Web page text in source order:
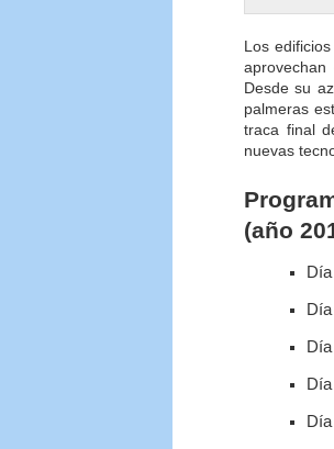
Los
Desde su
palmeras
traca final
nuevas
(año